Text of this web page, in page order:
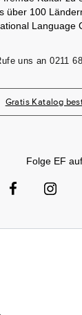
über 100
Language
uns an 0211
Gratis Katalog
Folge EF auf